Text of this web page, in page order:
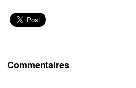
Commentaires